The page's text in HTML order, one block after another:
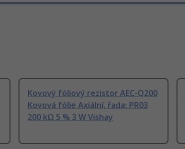
Kovový fóliový rezistor AEC-Q200
Kovová fólie Axiální, řada: PR03
200 kΩ 5 % 3 W Vishay